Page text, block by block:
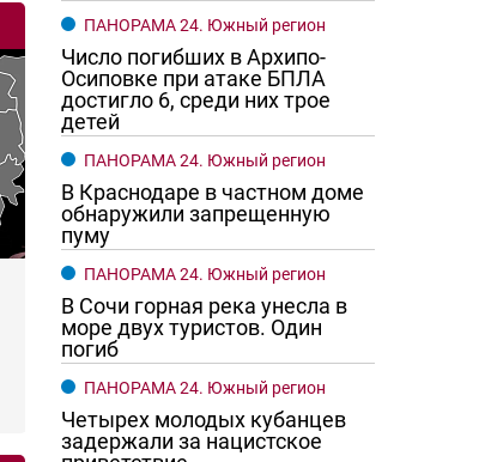
ПАНОРАМА 24. Южный регион
Число погибших в Архипо-
Осиповке при атаке БПЛА
достигло 6, среди них трое
детей
ПАНОРАМА 24. Южный регион
В Краснодаре в частном доме
обнаружили запрещенную
пуму
ПАНОРАМА 24. Южный регион
В Сочи горная река унесла в
море двух туристов. Один
погиб
ПАНОРАМА 24. Южный регион
Четырех молодых кубанцев
задержали за нацистское